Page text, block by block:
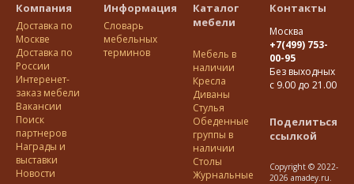
Компания
Доставка по
Москве
Доставка по
Росcии
Интеренет-
заказ мебели
Вакансии
Поиск
партнеров
Награды и
выставки
Новости
Информация
Словарь
мебельных
терминов
Каталог
мебели
Мебель в
наличии
Кресла
Диваны
Стулья
Обеденные
группы в
наличии
Столы
Журнальные
Контакты
Москва
+7(499) 753-
00-95
Без выходных
с 9.00 до 21.00
Поделиться
ссылкой
Copyright © 2022-
2026 amadey.ru.